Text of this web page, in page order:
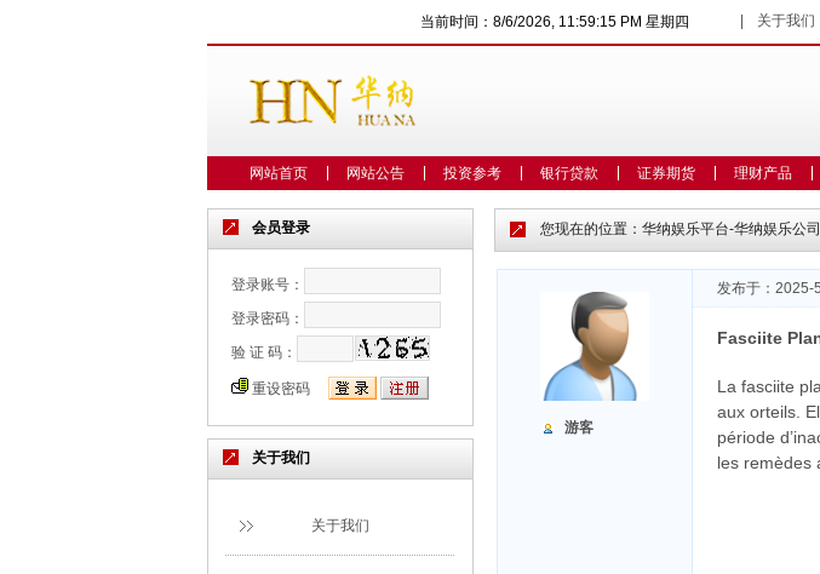
网站首页 网站公告 投资参考 银行贷款 证券期货 理财产品
关于我们
当前时间： 8/6/2026, 11:59:15 PM 星期四
游客
发布于：2025-
Fasciite
La fasciite
aux orteils.
période
les remèdes
您现在的位置： 华纳娱乐平台-华纳娱乐公
关于我们
关于我们
会员登录
登录账号：
登录密码：
验 证 码：
重设密码